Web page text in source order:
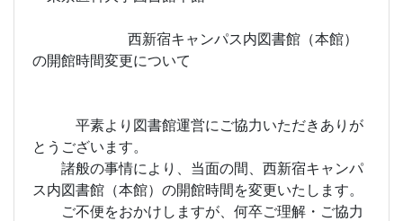
西新宿キャンパス内図書館（本館）
の開館時間変更について
平素より図書館運営にご協力いただきありが
とうございます。
諸般の事情により、当面の間、西新宿キャンパ
ス内図書館（本館）の開館時間を変更いたします。
ご不便をおかけしますが、何卒ご理解・ご協力